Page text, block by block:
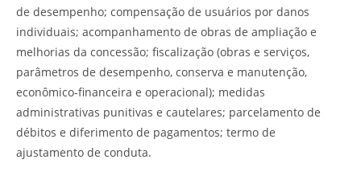
de desempenho; compensação de usuários por danos
individuais; acompanhamento de obras de ampliação e
melhorias da concessão; fiscalização (obras e serviços,
parâmetros de desempenho, conserva e manutenção,
econômico-ﬁnanceira e operacional); medidas
administrativas punitivas e cautelares; parcelamento de
débitos e diferimento de pagamentos; termo de
ajustamento de conduta.